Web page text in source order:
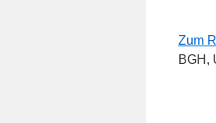
Zum
BGH,